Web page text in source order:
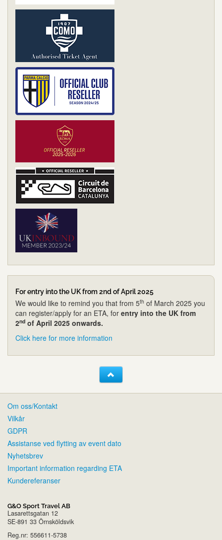
For entry into the UK from 2nd of April 2025
We would like to remind you that from 5th of March 2025 you
can register/apply for an ETA, for entry into the UK from
2nd of April 2025 onwards.
Click here for more information
Om oss/Kontakt
Vilkår
GDPR
Assistanse ved flytting av event dato
Nyhetsbrev
Important information regarding ETA
Kundereferanser
G&O Sport Travel AB
Lasarettsgatan 12
SE-891 33 Örnsköldsvik
Reg.nr: 556611-5738